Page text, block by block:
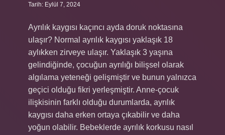
Tarih: Eylül 7, 2024
Ayrılık kaygısı kaçıncı ayda doruk noktasına
ulaşır? Normal ayrılık kaygısı yaklaşık 18
aylıkken zirveye ulaşır. Yaklaşık 3 yaşına
gelindiğinde, çocuğun ayrılığı bilişsel olarak
algılama yeteneği gelişmiştir ve bunun yalnızca
geçici olduğu fikri yerleşmiştir. Anne-çocuk
ilişkisinin farklı olduğu durumlarda, ayrılık
kaygısı daha erken ortaya çıkabilir ve daha
yoğun olabilir. Bebeklerde ayrılık korkusu nasıl